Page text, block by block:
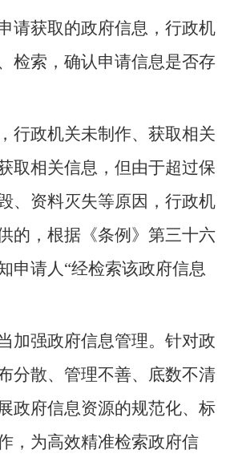
请获取的政府信息，行政机
检索，确认申请信息是否存
行政机关未制作、获取相关
取相关信息，但由于超过保
、资料灭失等原因，行政机
的，根据《条例》第三十六
申请人“经检索该政府信息
加强政府信息管理。针对政
分散、管理不善、底数不清
政府信息资源的规范化、标
，为高效精准检索政府信